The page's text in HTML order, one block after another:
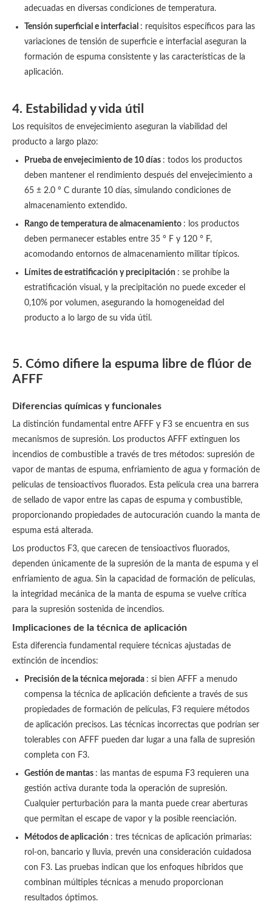
adecuadas en diversas condiciones de temperatura.
Tensión superficial e interfacial : requisitos específicos para las
variaciones de tensión de superficie e interfacial aseguran la
formación de espuma consistente y las características de la
aplicación.
4. Estabilidad y vida útil
Los requisitos de envejecimiento aseguran la viabilidad del
producto a largo plazo:
Prueba de envejecimiento de 10 días : todos los productos
deben mantener el rendimiento después del envejecimiento a
65 ± 2.0 ° C durante 10 días, simulando condiciones de
almacenamiento extendido.
Rango de temperatura de almacenamiento : los productos
deben permanecer estables entre 35 ° F y 120 ° F,
acomodando entornos de almacenamiento militar típicos.
Límites de estratificación y precipitación : se prohíbe la
estratificación visual, y la precipitación no puede exceder el
0,10% por volumen, asegurando la homogeneidad del
producto a lo largo de su vida útil.
5. Cómo difiere la espuma libre de flúor de
AFFF
Diferencias químicas y funcionales
La distinción fundamental entre AFFF y F3 se encuentra en sus
mecanismos de supresión. Los productos AFFF extinguen los
incendios de combustible a través de tres métodos: supresión de
vapor de mantas de espuma, enfriamiento de agua y formación de
películas de tensioactivos fluorados. Esta película crea una barrera
de sellado de vapor entre las capas de espuma y combustible,
proporcionando propiedades de autocuración cuando la manta de
espuma está alterada.
Los productos F3, que carecen de tensioactivos fluorados,
dependen únicamente de la supresión de la manta de espuma y el
enfriamiento de agua. Sin la capacidad de formación de películas,
la integridad mecánica de la manta de espuma se vuelve crítica
para la supresión sostenida de incendios.
Implicaciones de la técnica de aplicación
Esta diferencia fundamental requiere técnicas ajustadas de
extinción de incendios:
Precisión de la técnica mejorada : si bien AFFF a menudo
compensa la técnica de aplicación deficiente a través de sus
propiedades de formación de películas, F3 requiere métodos
de aplicación precisos. Las técnicas incorrectas que podrían ser
tolerables con AFFF pueden dar lugar a una falla de supresión
completa con F3.
Gestión de mantas : las mantas de espuma F3 requieren una
gestión activa durante toda la operación de supresión.
Cualquier perturbación para la manta puede crear aberturas
que permitan el escape de vapor y la posible reenciación.
Métodos de aplicación : tres técnicas de aplicación primarias:
rol-on, bancario y lluvia, prevén una consideración cuidadosa
con F3. Las pruebas indican que los enfoques híbridos que
combinan múltiples técnicas a menudo proporcionan
resultados óptimos.